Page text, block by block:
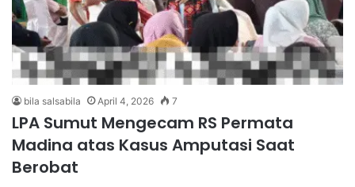
bila salsabila April 4, 2026 7
LPA Sumut Mengecam RS Permata
Madina atas Kasus Amputasi Saat
Berobat